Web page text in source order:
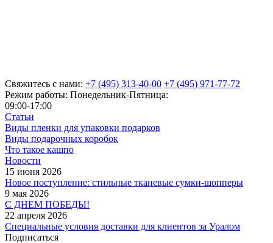
Свяжитесь с нами: +7 (495) 313-40-00 +7 (495) 971-77-72
Режим работы: Понедельник-Пятница:
09:00-17:00
Статьи
Виды пленки для упаковки подарков
Виды подарочных коробок
Что такое кашпо
Новости
15 июня 2026
Новое поступление: стильные тканевые сумки-шопперы
9 мая 2026
С ДНЕМ ПОБЕДЫ!
22 апреля 2026
Специальные условия доставки для клиентов за Уралом
Подписаться